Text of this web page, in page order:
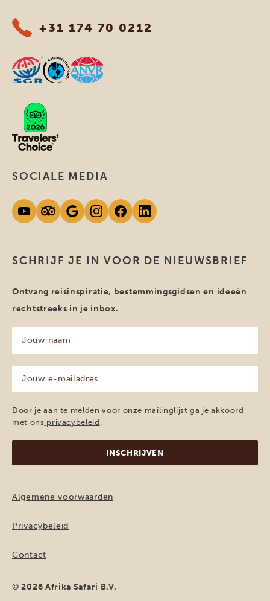
+31 174 70 0212
SCHRIJF JE IN VOOR DE NIEUWSBRIEF
Ontvang reisinspiratie, bestemmingsgidsen en ideeën
rechtstreeks in je inbox.
naam
(Vereist)
mailadres
(Vereist)
Door je aan te melden voor onze mailinglijst ga je akkoord
met ons privacybeleid
SOCIALE MEDIA
Algemene voorwaarden
Privacybeleid
Contact
© 2026 Afrika Safari B.V.